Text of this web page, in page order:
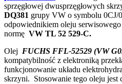
sprzęgłowej dwusprzęgłowych
DQ381 grupy VW o symbolu 0CJ/
odpowiednikiem oleju serwisowego
normę VW TL 52 529-C.
Olej FUCHS FFL-52529 (VW
kompatybilność z elektroniką
funkcjonowanie układu
skrzyni. Stosowanie tego oleju jest